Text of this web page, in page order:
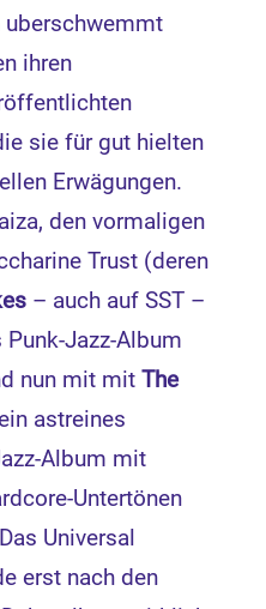
ihren
sie für gut hielten
Erwägungen.
den vormaligen
Trust (deren
– auch auf SST –
Jazz-Album
nun mit mitThe
astreines
Album mit
Untertönen
Universal
erst nach den